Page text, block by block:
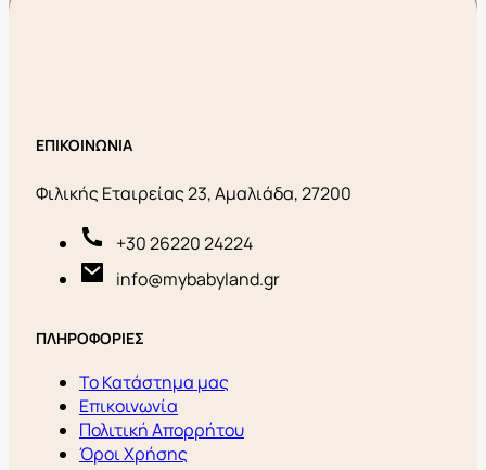
ΕΠΙΚΟΙΝΩΝΙΑ
Φιλικής Εταιρείας 23, Αμαλιάδα, 27200
+30 26220 24224
info@mybabyland.gr
ΠΛΗΡΟΦΟΡΙΕΣ
Το Κατάστημα μας
Επικοινωνία
Πολιτική Απορρήτου
Όροι Χρήσης